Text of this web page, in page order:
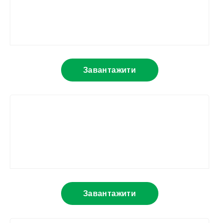
Завантажити
Завантажити